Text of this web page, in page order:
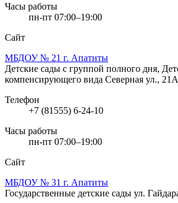
Часы работы
пн-пт 07:00–19:00
Сайт
МБДОУ № 21 г. Апатиты
Детские сады с группой полного дня,
компенсирующего вида Северная ул.,
Телефон
+7 (81555) 6-24-10
Часы работы
пн-пт 07:00–19:00
Сайт
МБДОУ № 31 г. Апатиты
Государственные детские сады ул.